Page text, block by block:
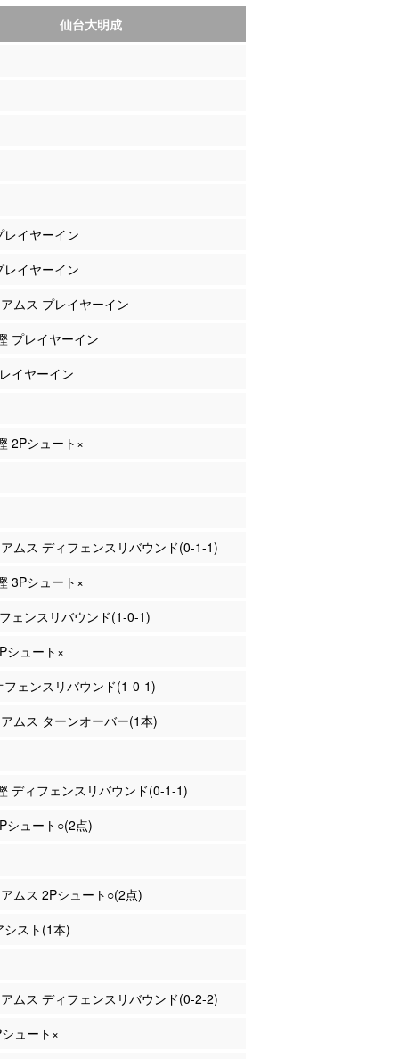
仙台大明成
イヤーイン
イヤーイン
ムス プレイヤーイン
プレイヤーイン
イヤーイン
2Pシュート×
ムス ディフェンスリバウンド(0-1-1)
3Pシュート×
ェンスリバウンド(1-0-1)
シュート×
フェンスリバウンド(1-0-1)
ムス ターンオーバー(1本)
ディフェンスリバウンド(0-1-1)
シュート○(2点)
ムス 2Pシュート○(2点)
スト(1本)
ムス ディフェンスリバウンド(0-2-2)
ュート×